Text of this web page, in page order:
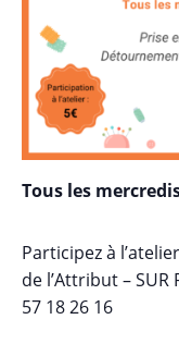
Tous les
Participez à
de l’Attribut – SUR
57 18 26 16